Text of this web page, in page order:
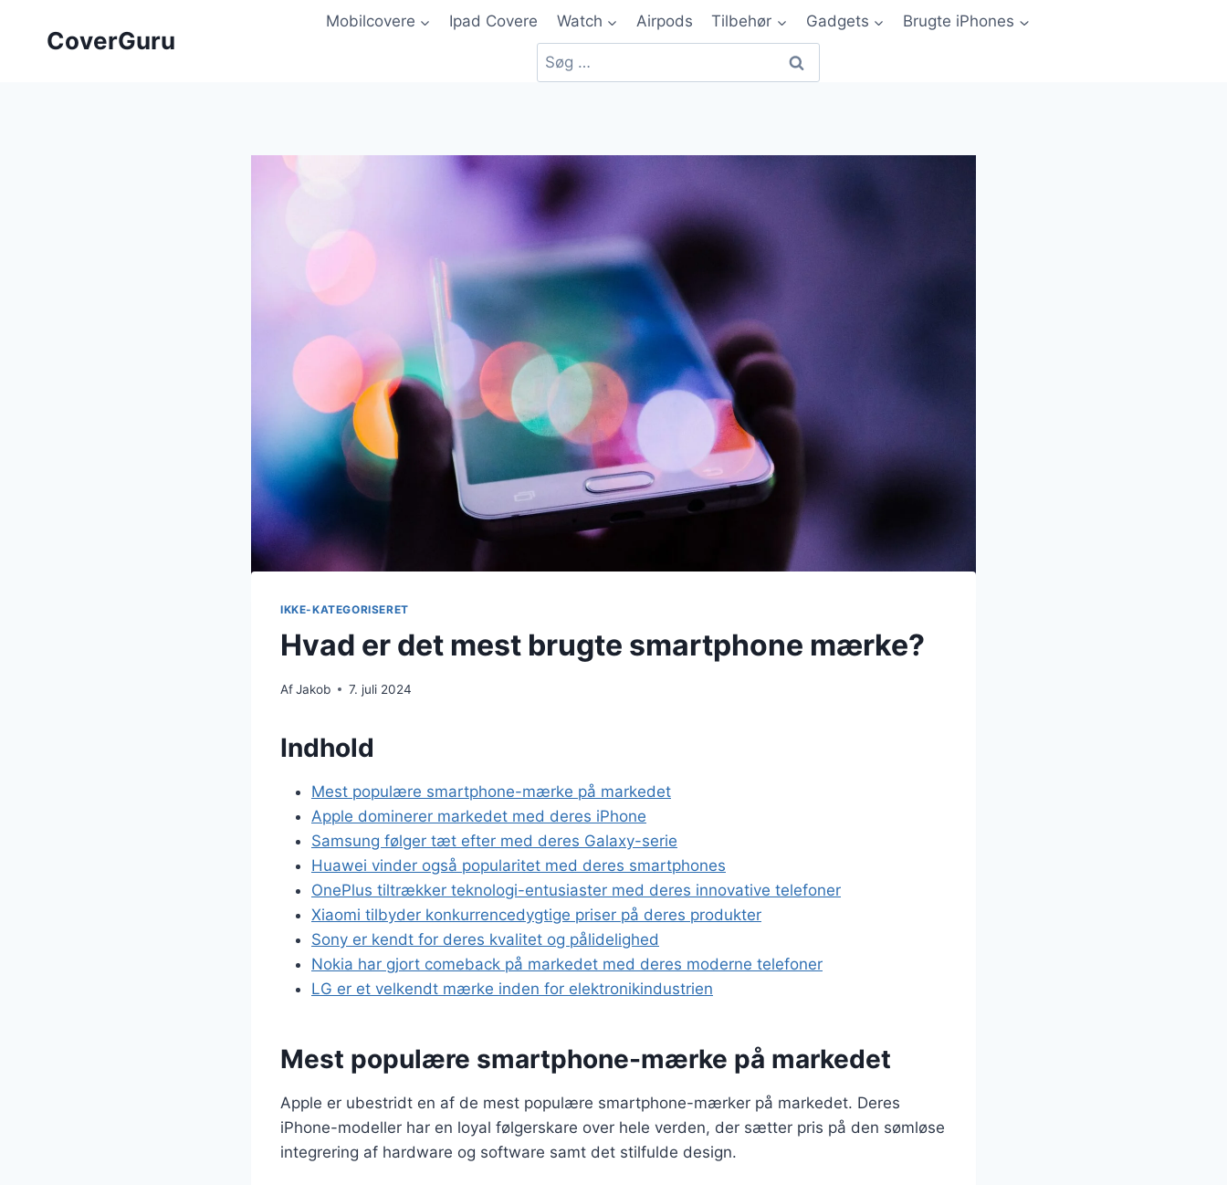
CoverGuru
Mobilcovere Ipad Covere Watch Airpods Tilbehør Gadgets Brugte iPhones
IKKE-KATEGORISERET
Hvad er det mest brugte smartphone mærke?
AfJakob 7. juli 2024
Indhold
Mest populære smartphone-mærke på markedet
Apple dominerer markedet med deres iPhone
Samsung følger tæt efter med deres Galaxy-serie
Huawei vinder også popularitet med deres smartphones
OnePlus tiltrækker teknologi-entusiaster med deres innovative telefoner
Xiaomi tilbyder konkurrencedygtige priser på deres produkter
Sony er kendt for deres kvalitet og pålidelighed
Nokia har gjort comeback på markedet med deres moderne telefoner
LG er et velkendt mærke inden for elektronikindustrien
Mest populære smartphone-mærke på markedet
Apple er ubestridt en af de mest populære smartphone-mærker på markedet. Deres
iPhone-modeller har en loyal følgerskare over hele verden, der sætter pris på den sømløse
integrering af hardware og software samt det stilfulde design.